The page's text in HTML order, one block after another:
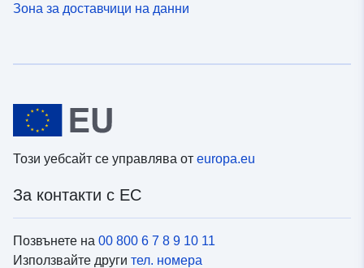
Зона за доставчици на данни
Този уебсайт се управлява от europa.eu
За контакти с ЕС
Позвънете на 00 800 6 7 8 9 10 11
Използвайте други тел. номера